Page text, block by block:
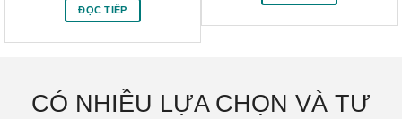
ĐỌC TIẾP
CÓ NHIỀU LỰA CHỌN VÀ TƯ